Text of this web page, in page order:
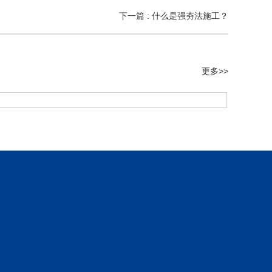
下一篇 : 什么是强夯法施工？
更多>>